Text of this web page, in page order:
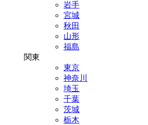
岩手
宮城
秋田
山形
福島
関東
東京
神奈川
埼玉
千葉
茨城
栃木